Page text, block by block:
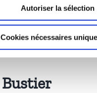
Autoriser la sélection
Cookies nécessaires
Détails
Bustier